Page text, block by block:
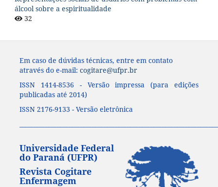
álcool sobre a espiritualidade
32
Em caso de dúvidas técnicas, entre em contato
através do e-mail: cogitare@ufpr.br
ISSN 1414-8536 - Versão impressa (para edições
publicadas até 2014)
ISSN 2176-9133 - Versão eletrônica
Universidade Federal
do Paraná (UFPR)
Revista Cogitare
Enfermagem